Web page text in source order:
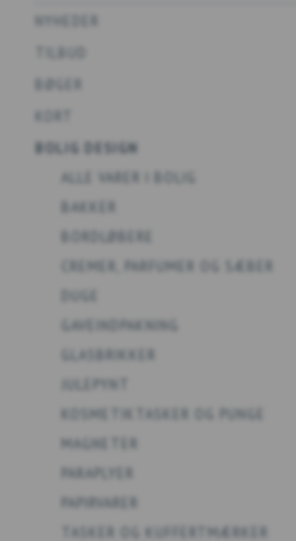
BOLIG DESIGN
ALLE VARER I BOLIG
BAKKER
CREMER, PARFUMER OG SÆBER
GAVEINDPAKNING
GLASBRIKKER
JULEPYNT
KOSMETIKTASKER OG PUNGE
MAGNETER
PARAPLYER
PAPIRVARER
TASKER OG KUFFERTMÆRKER